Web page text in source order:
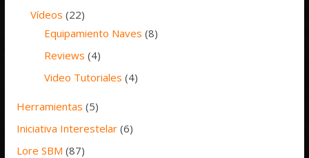
Vídeos (22)
Equipamiento Naves (8)
Reviews (4)
Video Tutoriales (4)
Herramientas (5)
Iniciativa Interestelar (6)
Lore SBM (87)